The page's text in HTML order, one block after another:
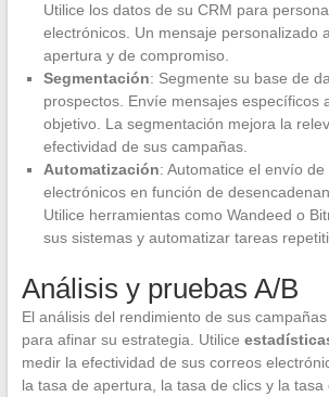
Utilice los datos de su CRM para
electrónicos. Un mensaje personalizado
apertura y de compromiso.
Segmentación: Segmente su base de
prospectos. Envíe mensajes específicos
objetivo. La segmentación mejora la
efectividad de sus campañas.
Automatización: Automatice el envío
electrónicos en función de
Utilice herramientas como Wandeed o
sus sistemas y automatizar tareas
Análisis y pruebas A/B
El análisis del rendimiento de sus
para afinar su estrategia. Utilice
medir la efectividad de sus correos
la tasa de apertura, la tasa de clics y la tasa